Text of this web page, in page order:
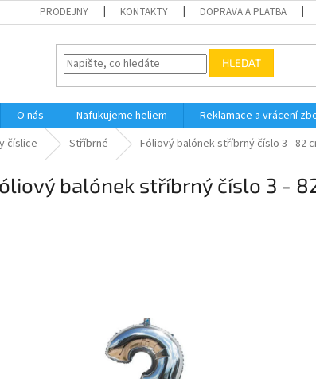
PRODEJNY KONTAKTY DOPRAVA A PLATBA
HLEDAT
O nás Nafukujeme heliem Reklamace a vrácení
číslice Stříbrné Fóliový balónek stříbrný číslo 3 - 82
balónek stříbrný číslo 3 -